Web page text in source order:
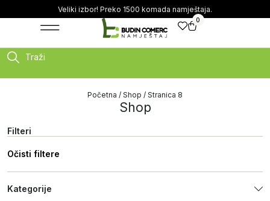
Veliki izbor! Preko 1500 komada namještaja.
0
Traži
Početna / Shop / Stranica 8
Shop
Filteri
Očisti filtere
Kategorije